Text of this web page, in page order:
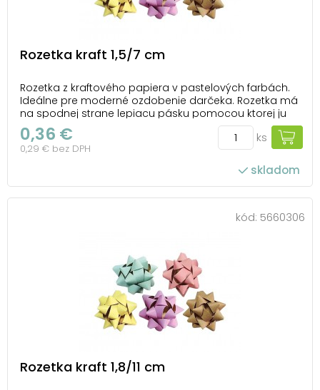
Rozetka kraft 1,5/7 cm
Rozetka z kraftového papiera v pastelových farbách.
Ideálne pre moderné ozdobenie darčeka. Rozetka má
na spodnej strane lepiacu pásku pomocou ktorej ju
pripevníte na krabičku alebo inak zabalený darček.
Balenie: 50 ks Priemer: 70 mm Šírka stuhy: 15 mm
Farba: žltá, zelená, fialová, ružová, h...
0,36 €
0,29 € bez DPH
ks
skladom
kód: 5660306
Rozetka kraft 1,8/11 cm